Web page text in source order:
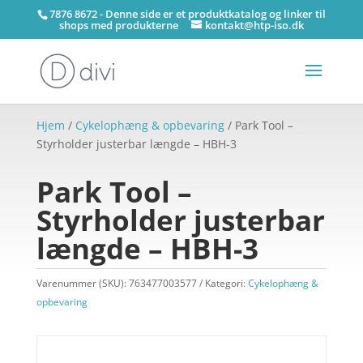
7876 8672 - Denne side er et produktkatalog og linker til
shops med produkterne kontakt@htp-iso.dk
Hjem / Cykelophæng & opbevaring/ Park Tool –
Styrholder justerbar længde – HBH-3
Park Tool –
Styrholder justerbar
længde – HBH-3
Varenummer (SKU):763477003577 Kategori:Cykelophæng &
opbevaring